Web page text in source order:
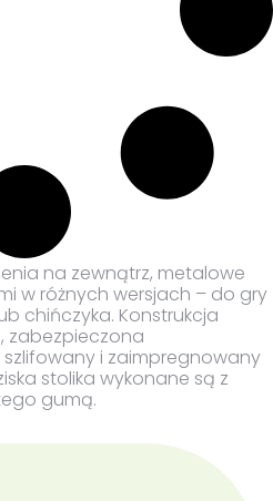
na zewnątrz, metalowe
w różnych wersjach – do gry
chińczyka. Konstrukcja
zabezpieczona
szlifowany i zaimpregnowany
stolika wykonane są z
gumą.